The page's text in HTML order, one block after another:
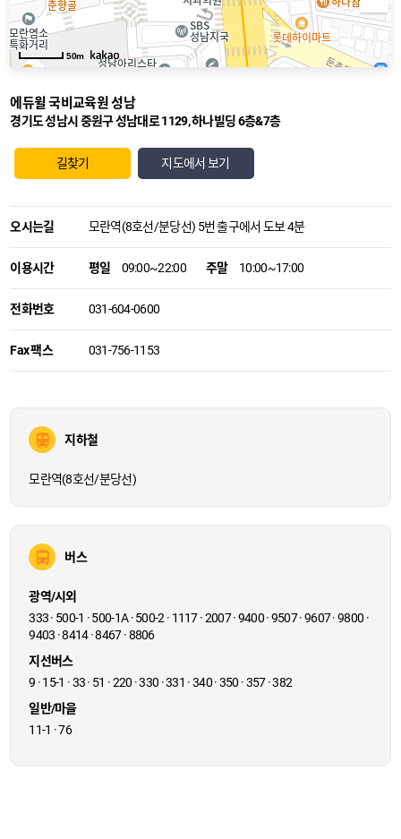
50m
에듀윌 국비교육원성남
경기도 성남시 중원구 성남대로 1129, 하나빌딩 6층&7층
길찾기 지도에서 보기
오시는길 모란역(8호선/분당선) 5번 출구에서 도보 4분
이용시간 평일 09:00~22:00 주말 10:00~17:00
전화번호 031-604-0600
Fax 팩스 031-756-1153
지하철
모란역(8호선/분당선)
버스
광역/시외
333 · 500-1 · 500-1A · 500-2 · 1117 · 2007 · 9400 · 9507 · 9607 · 9800 ·
9403 · 8414 · 8467 · 8806
지선버스
9 · 15-1 · 33 · 51 · 220 · 330 · 331 · 340 · 350 · 357 · 382
일반/마을
11-1 · 76